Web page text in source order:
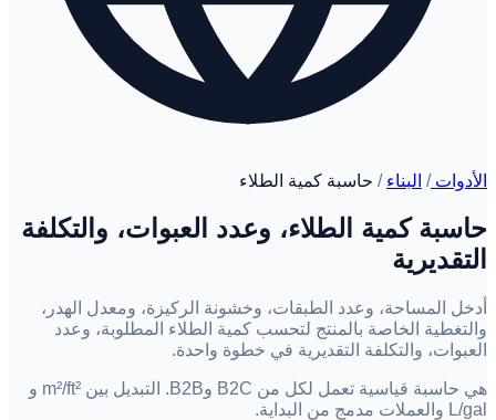
الأدوات/ البناء / حاسبة كمية الطلاء
حاسبة كمية الطلاء، وعدد العبوات، والتكلفة
التقديرية
أدخل المساحة، وعدد الطبقات، وخشونة الركيزة، ومعدل الهدر،
والتغطية الخاصة بالمنتج لتحسب كمية الطلاء المطلوبة، وعدد
العبوات، والتكلفة التقديرية في خطوة واحدة.
هي حاسبة قياسية تعمل لكل من B2C وB2B. التبديل بين m²/ft² و
L/gal والعملات مدمج من البداية.